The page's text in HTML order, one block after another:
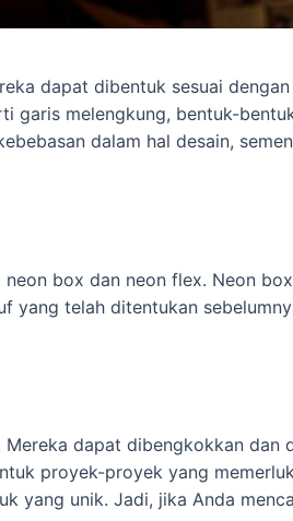
dapat dibentuk sesuai
garis melengkung, bentuk-
dalam hal desain,
box dan neon flex. Neon
telah ditentukan
dapat dibengkokkan dan
proyek-proyek yang
yang unik. Jadi, jika Anda